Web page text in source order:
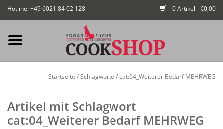
Hotline: +49 6021 84 02 128 0 Artikel - €0,00
Startseite
Startseite /Schlagworte /cat:04_Weiterer Bedarf MEHRWEG
Artikel mit Schlagwort
cat:04_Weiterer Bedarf MEHRWEG